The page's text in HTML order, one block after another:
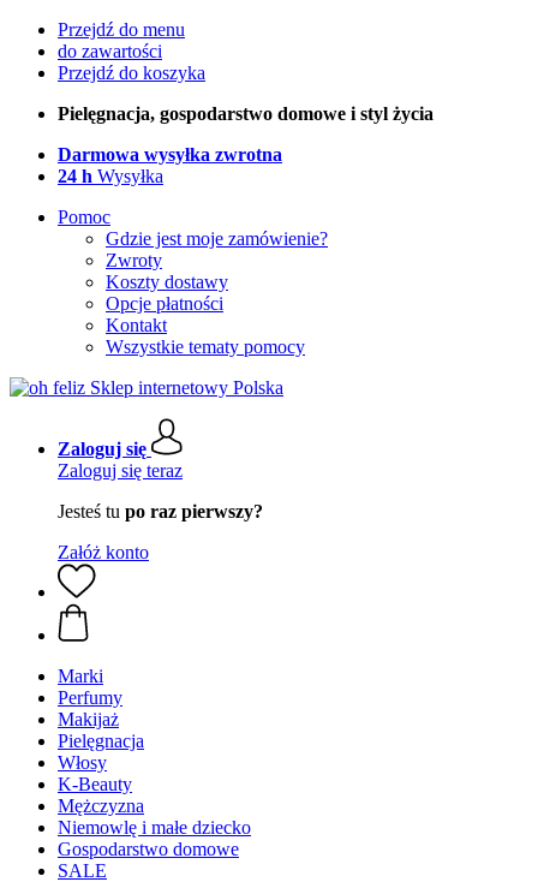
Przejdź do menu
do zawartości
Przejdź do koszyka
Pielęgnacja, gospodarstwo domowe i styl życia
Darmowa wysyłka zwrotna
24 h Wysyłka
Pomoc
Gdzie jest moje zamówienie?
Zwroty
Koszty dostawy
Opcje płatności
Kontakt
Wszystkie tematy pomocy
Zaloguj się
Zaloguj się teraz
Jesteś tu po raz pierwszy?
Załóż konto
Marki
Perfumy
Makijaż
Pielęgnacja
Włosy
K-Beauty
Mężczyzna
Niemowlę i małe dziecko
Gospodarstwo domowe
SALE